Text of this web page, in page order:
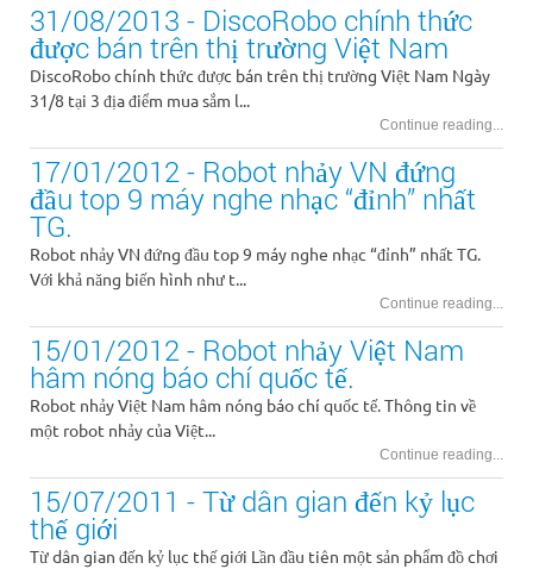
HỖ TRỢ
31/08/2013 - DiscoRobo chính thức
được bán trên thị trường Việt Nam
DiscoRobo chính thức được bán trên thị trường Việt Nam Ngày
31/8 tại 3 địa điểm mua sắm l...
Continue reading...
17/01/2012 - Robot nhảy VN đứng
đầu top 9 máy nghe nhạc “đỉnh” nhất
TG.
Robot nhảy VN đứng đầu top 9 máy nghe nhạc “đỉnh” nhất TG.
Với khả năng biến hình như t...
Continue reading...
15/01/2012 - Robot nhảy Việt Nam
hâm nóng báo chí quốc tế.
Robot nhảy Việt Nam hâm nóng báo chí quốc tế. Thông tin về
một robot nhảy của Việt...
Continue reading...
15/07/2011 - Từ dân gian đến kỷ lục
thế giới
Từ dân gian đến kỷ lục thế giới Lần đầu tiên một sản phẩm đồ chơi